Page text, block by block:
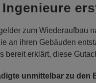
zum Wiederaufbau
an ihren Gebäuden
bereit erklärt, diese
unmittelbar zu den